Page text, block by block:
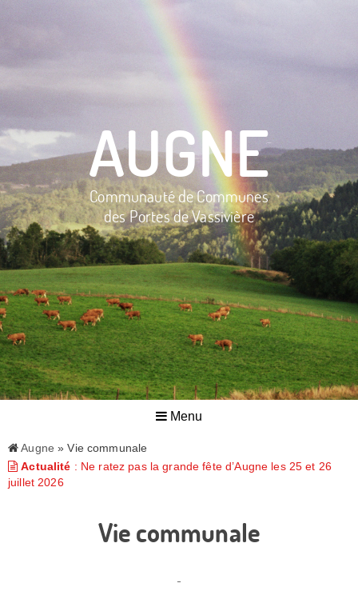
AUGNE
Communauté de Communes
des Portes de Vassivière
Menu
Augne » Vie communale
Actualité : Ne ratez pas la grande fête d’Augne les 25 et 26
juillet 2026
Vie communale